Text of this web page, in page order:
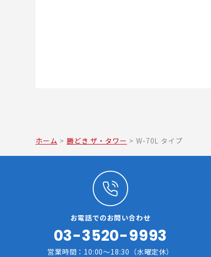
ホーム > 勝どき ザ・タワー > W-70L タイプ
お電話でのお問い合わせ
03-3520-9993
営業時間：10:00～18:30（水曜定休）